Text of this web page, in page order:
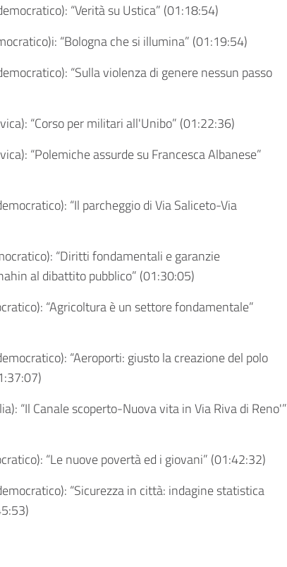
“Verità su Ustica” (01:18:54)
“Bologna che si illumina” (01:19:54)
“Sulla violenza di genere nessun passo
“Corso per militari all'Unibo” (01:22:36)
“Polemiche assurde su Francesca Albanese”
“Il parcheggio di Via Saliceto-Via
“Diritti fondamentali e garanzie
al dibattito pubblico” (01:30:05)
“Agricoltura è un settore fondamentale”
“Aeroporti: giusto la creazione del polo
)
“Il Canale scoperto-Nuova vita in Via Riva di Reno'”
“Le nuove povertà ed i giovani” (01:42:32)
“Sicurezza in città: indagine statistica
)